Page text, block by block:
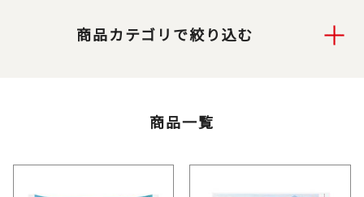
商品カテゴリで絞り込む
商品一覧